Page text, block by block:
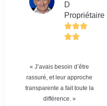
D
Propriétaire
« J’avais besoin d’être
rassuré, et leur approche
transparente a fait toute la
différence. »